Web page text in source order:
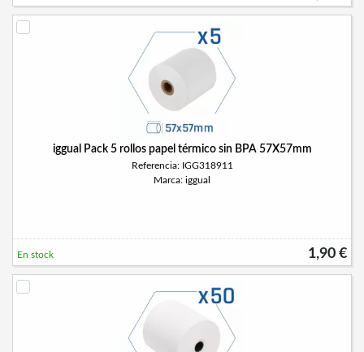
iggual Pack 5 rollos papel térmico sin BPA 57X57mm
Referencia: IGG318911
Marca: iggual
1,90 €
En stock